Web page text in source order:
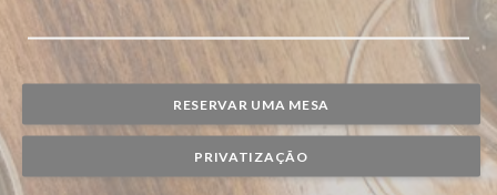
RESERVAR UMA MESA
PRIVATIZAÇÃO